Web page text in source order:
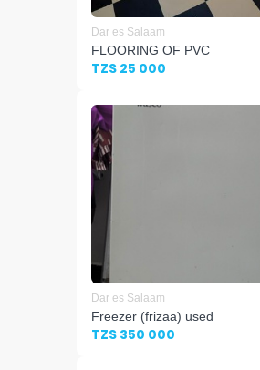
Dar es Salaam
FLOORING OF PVC
TZS 25 000
Dar es Salaam
Freezer (frizaa) used
TZS 350 000